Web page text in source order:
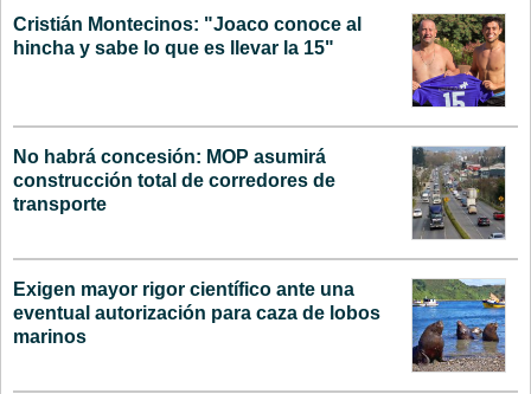
Cristián Montecinos: "Joaco conoce al
hincha y sabe lo que es llevar la 15"
No habrá concesión: MOP asumirá
construcción total de corredores de
transporte
Exigen mayor rigor científico ante una
eventual autorización para caza de lobos
marinos